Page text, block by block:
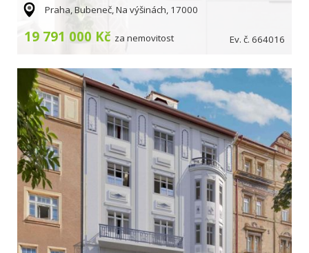
Praha, Bubeneč, Na výšinách, 17000
19 791 000 Kč za nemovitost Ev. č. 664016